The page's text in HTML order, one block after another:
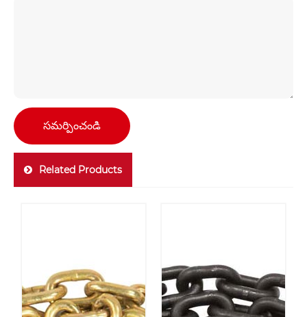
సమర్పించండి
Related Products